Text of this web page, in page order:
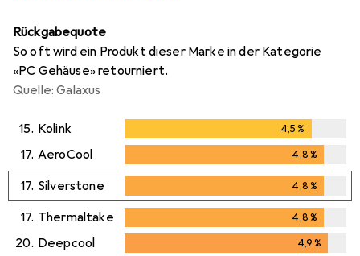
Rückgabequote
So oft wird ein Produkt dieser Marke in der Kategorie
«PC Gehäuse» retourniert.
Quelle: Galaxus
15. Kolink 4,5%
4,5%
17. AeroCool 4,8%
4,8%
17. Silverstone 4,8%
4,8%
17. Thermaltake 4,8%
4,8%
20. Deepcool 4,9%